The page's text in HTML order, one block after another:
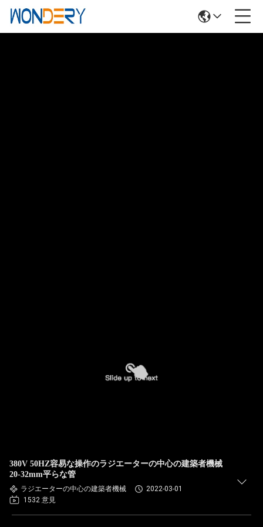
380V 50HZ容易な操作のラジエーターの中心の建築者機械
20-32mm平らな管
ラジエーターの中心の建築者機械
2022-03-01
1532 意見